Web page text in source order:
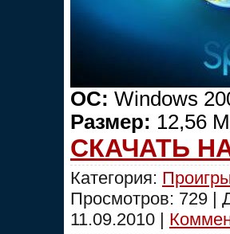
ОС: Windows
Размер: 12,56
СКАЧАТЬ
Категория:
Просмотров: 729 |
11.09.2010 |